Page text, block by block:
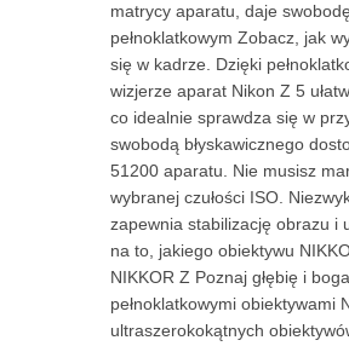
matrycy aparatu, daje
pełnoklatkowym Zobacz, jak
się w kadrze. Dzięki
wizjerze aparat Nikon Z 5
co idealnie sprawdza się w
swobodą błyskawicznego
51200 aparatu. Nie musisz
wybranej czułości ISO.
zapewnia stabilizację obrazu i
na to, jakiego obiektywu
NIKKOR Z Poznaj głębię i
pełnoklatkowymi
ultraszerokokątnych